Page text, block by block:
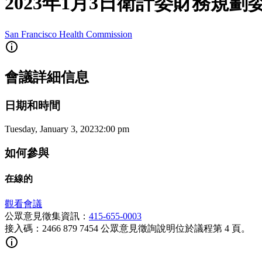
San Francisco Health Commission
會議詳細信息
日期和時間
Tuesday, January 3, 20232:00 pm
如何參與
在線的
觀看會議
公眾意見徵集資訊： 415-655-0003
接入碼：2466 879 7454 公眾意見徵詢說明位於議程第 4 頁。